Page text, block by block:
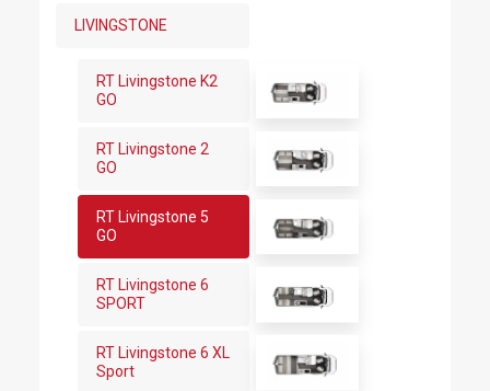
LIVINGSTONE
RT Livingstone K2
GO
RT Livingstone 2
GO
RT Livingstone 5
GO
RT Livingstone 6
SPORT
RT Livingstone 6 XL
Sport